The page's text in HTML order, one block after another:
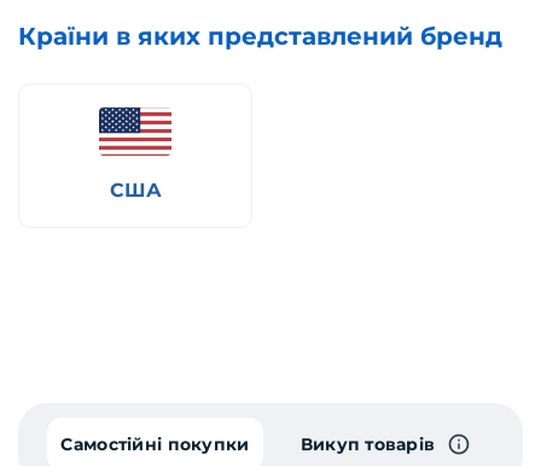
Країни в яких представлений бренд
США
Самостійні покупки Викуп товарів